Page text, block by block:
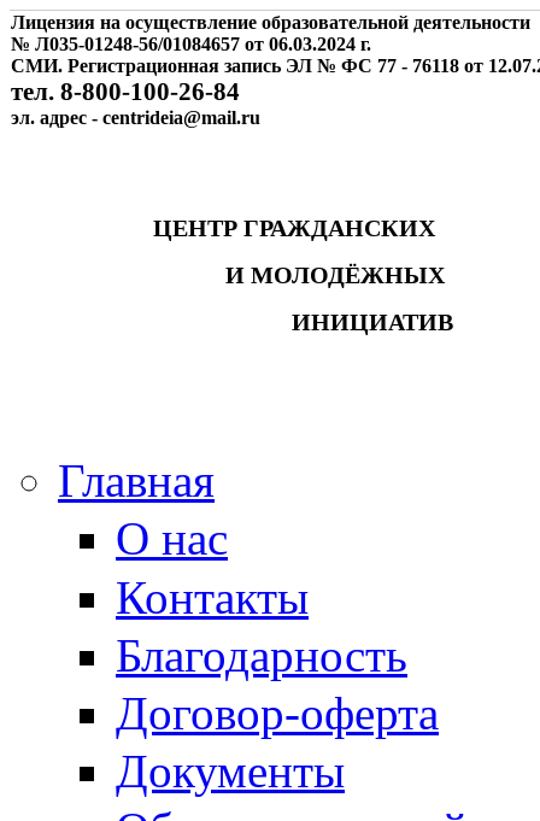
Лицензия на осуществление образовательной деятельности
№ Л035-01248-56/01084657 от 06.03.2024 г.
СМИ. Регистрационная запись ЭЛ № ФС 77 - 76118 от
тел. 8-800-100-26-84
эл. адрес - centrideia@mail.ru
ЦЕНТР ГРАЖДАНСКИХ
И МОЛОДЁЖНЫХ
ИНИЦИАТИВ
Главная
О нас
Контакты
Благодарность
Договор-оферта
Документы